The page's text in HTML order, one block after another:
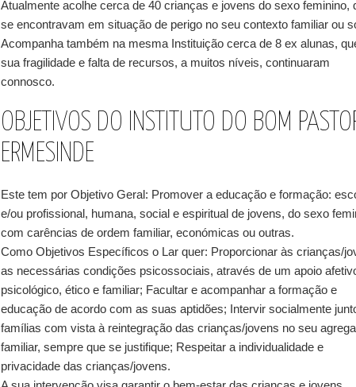
Atualmente acolhe cerca de 40 crianças e jovens do sexo feminino,
se encontravam em situação de perigo no seu contexto familiar ou
Acompanha também na mesma Instituição cerca de 8 ex alunas,
sua fragilidade e falta de recursos, a muitos níveis, continuaram
connosco.
OBJETIVOS DO INSTITUTO DO BOM
ERMESINDE
Este tem por Objetivo Geral: Promover a educação e formação:
e/ou profissional, humana, social e espiritual de jovens, do sexo
com carências de ordem familiar, económicas ou outras.
Como Objetivos Específicos o Lar quer: Proporcionar às crianças/
as necessárias condições psicossociais, através de um apoio
psicológico, ético e familiar; Facultar e acompanhar a formação e
educação de acordo com as suas aptidões; Intervir socialmente
famílias com vista à reintegração das crianças/jovens no seu
familiar, sempre que se justifique; Respeitar a individualidade e
privacidade das crianças/jovens.